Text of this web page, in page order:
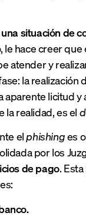
situación de
le hace creer
atender y
la
aparente licitud
la realidad, es el
elphishinges
por los
de pago.